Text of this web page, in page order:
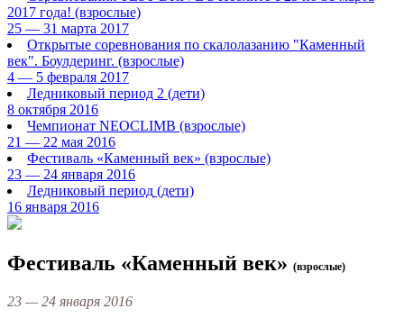
2017 года! (взрослые)
25 — 31 марта 2017
Открытые соревнования по скалолазанию "Каменный
век". Боулдеринг. (взрослые)
4 — 5 февраля 2017
Ледниковый период 2 (дети)
8 октября 2016
Чемпионат NEOCLIMB (взрослые)
21 — 22 мая 2016
Фестиваль «Каменный век» (взрослые)
23 — 24 января 2016
Ледниковый период (дети)
16 января 2016
Фестиваль «Каменный век» (взрослые)
23 — 24 января 2016